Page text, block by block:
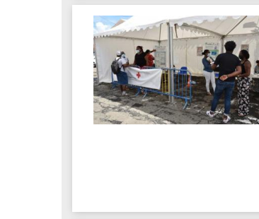
Les associations
Les droits et obligations
Faire une demande de subvention
Les activités des associations
VIE PRATIQUE
Les espaces numériques